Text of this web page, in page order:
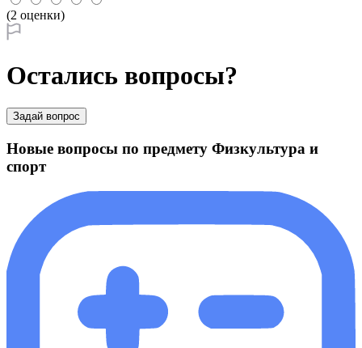
(2 оценки)
Остались вопросы?
Задай вопрос
Новые вопросы по предмету Физкультура и
спорт